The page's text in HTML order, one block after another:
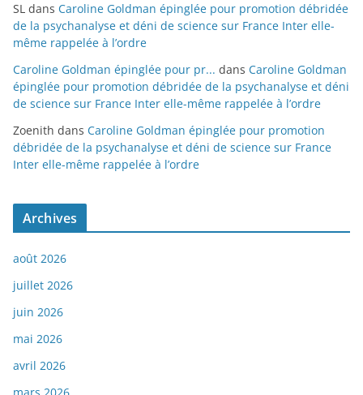
SL dans Caroline Goldman épinglée pour promotion débridée
de la psychanalyse et déni de science sur France Inter elle-
même rappelée à l’ordre
Caroline Goldman épinglée pour pr... dans Caroline Goldman
épinglée pour promotion débridée de la psychanalyse et déni
de science sur France Inter elle-même rappelée à l’ordre
Zoenith dans Caroline Goldman épinglée pour promotion
débridée de la psychanalyse et déni de science sur France
Inter elle-même rappelée à l’ordre
Archives
août 2026
juillet 2026
juin 2026
mai 2026
avril 2026